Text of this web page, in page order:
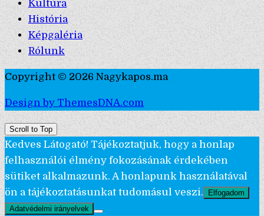
Kultúra
História
Képgaléria
Rólunk
Copyright © 2026 Nagykapos.ma
Design by ThemesDNA.com
Scroll to Top
Kedves Látogató! Tájékoztatjuk, hogy a honlap
felhasználói élmény fokozásának érdekében
sütiket alkalmazunk. A honlapunk használatával
ön a tájékoztatásunkat tudomásul veszi.
Elfogadom
Adatvédelmi irányelvek